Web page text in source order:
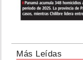
Más Leídas